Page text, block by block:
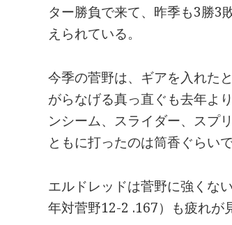
ター勝負で来て、昨季も3勝3
えられている。
今季の菅野は、ギアを入れた
がらなげる真っ直ぐも去年よ
ンシーム、スライダー、スプ
ともに打ったのは筒香ぐらい
エルドレッドは菅野に強くな
年対菅野12-2 .167）も疲れが